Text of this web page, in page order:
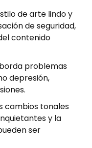
de arte lindo y
de seguridad,
contenido
problemas
depresión,
cambios tonales
y la
ser